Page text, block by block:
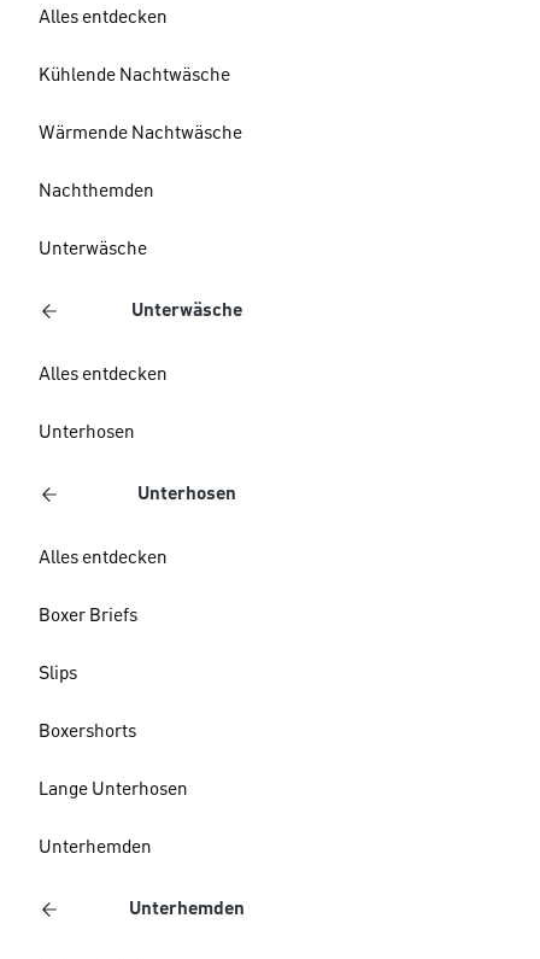
Alles entdecken
Kühlende Nachtwäsche
Wärmende Nachtwäsche
Nachthemden
Unterwäsche
Unterwäsche
Alles entdecken
Unterhosen
Unterhosen
Alles entdecken
Boxer Briefs
Slips
Boxershorts
Lange Unterhosen
Unterhemden
Unterhemden